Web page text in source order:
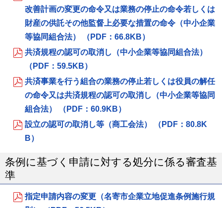
改善計画の変更の命令又は業務の停止の命令若しくは
財産の供託その他監督上必要な措置の命令（中小企業
等協同組合法） （PDF：66.8KB）
共済規程の認可の取消し（中小企業等協同組合法）
（PDF：59.5KB）
共済事業を行う組合の業務の停止若しくは役員の解任
の命令又は共済規程の認可の取消し（中小企業等協同
組合法） （PDF：60.9KB）
設立の認可の取消し等（商工会法） （PDF：80.8K
B）
条例に基づく申請に対する処分に係る審査基
準
指定申請内容の変更（名寄市企業立地促進条例施行規